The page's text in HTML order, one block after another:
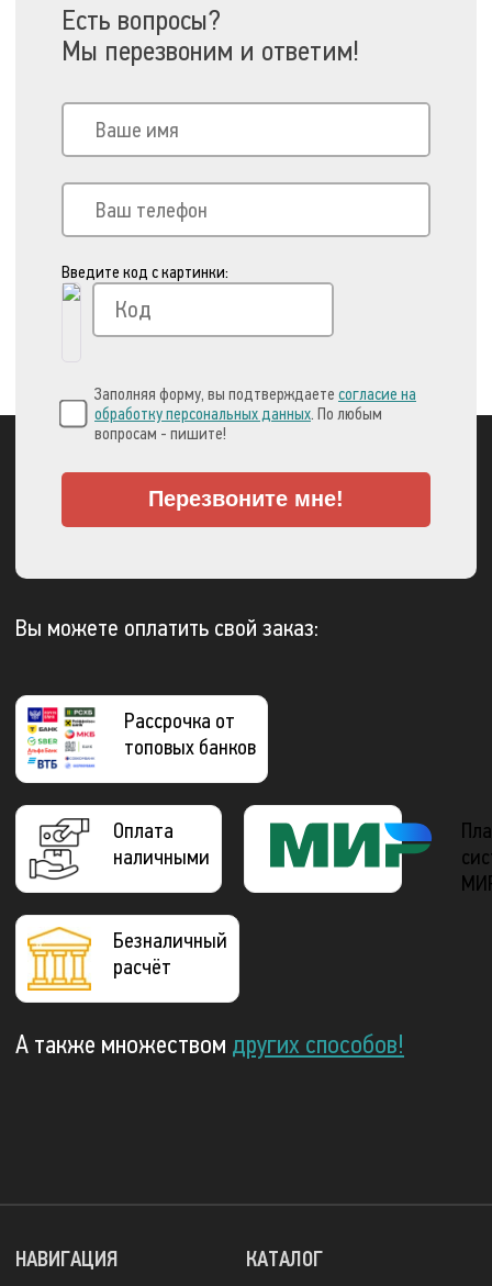
Есть вопросы?
Мы перезвоним и ответим!
Введите код с картинки:
Заполняя форму, вы подтверждаете согласие на
обработку персональных данных. По любым
вопросам - пишите!
Перезвоните мне!
Вы можете оплатить свой заказ:
Рассрочка от
топовых банков
Оплата
наличными
Безналичный
расчёт
А также множеством других способов!
КАТАЛОГ
НАВИГАЦИЯ